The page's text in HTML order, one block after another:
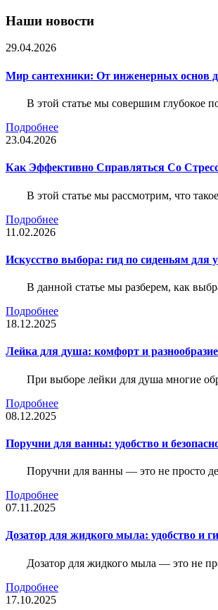
Наши новости
29.04.2026
Мир сантехники: От инженерных основ
В этой статье мы совершим глубокое
Подробнее
23.04.2026
Как Эффективно Справляться Со
В этой статье мы рассмотрим, что
Подробнее
11.02.2026
Искусство выбора: гид по сиденьям для
В данной статье мы разберем, как
Подробнее
18.12.2025
Лейка для душа: комфорт и
При выборе лейки для душа многие
Подробнее
08.12.2025
Поручни для ванны: удобство и
Поручни для ванны — это не просто
Подробнее
07.11.2025
Дозатор для жидкого мыла: удобство и
Дозатор для жидкого мыла — это не
Подробнее
17.10.2025